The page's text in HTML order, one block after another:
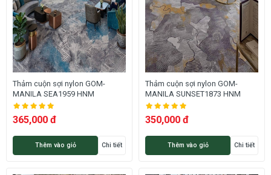
Thảm cuộn sợi nylon GOM-
MANILA SEA1959 HNM
365,000 đ
Thêm vào giỏ Chi tiết
Thảm cuộn sợi nylon GOM-
MANILA SUNSET1873 HNM
350,000 đ
Thêm vào giỏ Chi tiết